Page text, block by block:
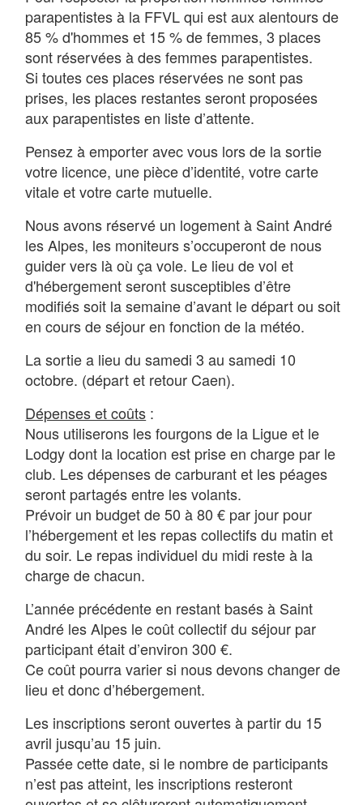
parapentistes à la FFVL qui est aux alentours de
85 % d'hommes et 15 % de femmes, 3 places
sont réservées à des femmes parapentistes.
Si toutes ces places réservées ne sont pas
prises, les places restantes seront proposées
aux parapentistes en liste d’attente.
Pensez à emporter avec vous lors de la sortie
votre licence, une pièce d’identité, votre carte
vitale et votre carte mutuelle.
Nous avons réservé un logement à Saint André
les Alpes, les moniteurs s’occuperont de nous
guider vers là où ça vole. Le lieu de vol et
d'hébergement seront susceptibles d’être
modifiés soit la semaine d’avant le départ ou soit
en cours de séjour en fonction de la météo.
La sortie a lieu du samedi 3 au samedi 10
octobre. (départ et retour Caen).
Dépenses et coûts :
Nous utiliserons les fourgons de la Ligue et le
Lodgy dont la location est prise en charge par le
club. Les dépenses de carburant et les péages
seront partagés entre les volants.
Prévoir un budget de 50 à 80 € par jour pour
l’hébergement et les repas collectifs du matin et
du soir. Le repas individuel du midi reste à la
charge de chacun.
L’année précédente en restant basés à Saint
André les Alpes le coût collectif du séjour par
participant était d’environ 300 €.
Ce coût pourra varier si nous devons changer de
lieu et donc d’hébergement.
Les inscriptions seront ouvertes à partir du 15
avril jusqu’au 15 juin.
Passée cette date, si le nombre de participants
n’est pas atteint, les inscriptions resteront